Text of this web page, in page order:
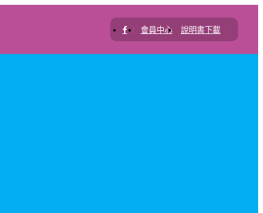
| 會員中心 說明書下載